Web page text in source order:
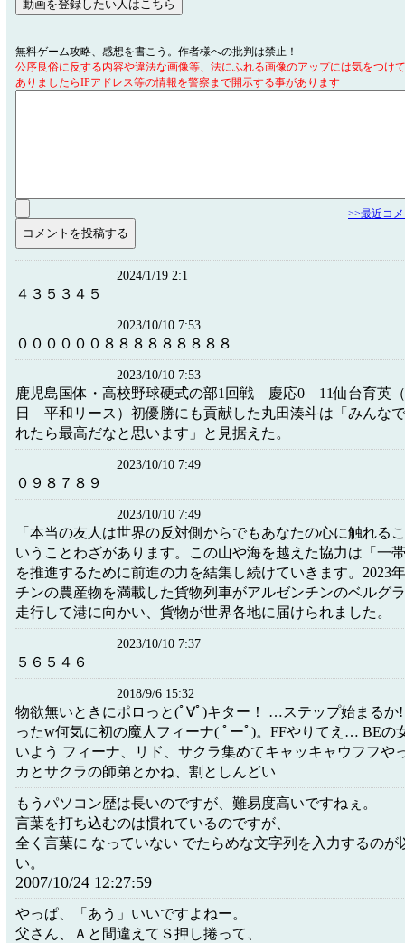
無料ゲーム攻略、感想を書こう。作者様への批判は禁止！
公序良俗に反する内容や違法な画像等、法にふれる画像のアップには気をつけ
ありましたらIPアドレス等の情報を警察まで開示する事があります
>>最近コ
2024/1/19 2:1
４３５３４５
2023/10/10 7:53
００００００８８８８８８８８８
2023/10/10 7:53
鹿児島国体・高校野球硬式の部1回戦 慶応0―11仙台育英（
日 平和リース）初優勝にも貢献した丸田湊斗は「みんな
れたら最高だなと思います」と見据えた。
2023/10/10 7:49
０９８７８９
2023/10/10 7:49
「本当の友人は世界の反対側からでもあなたの心に触れる
いうことわざがあります。この山や海を越えた協力は「一
を推進するために前進の力を結集し続けていきます。2023
チンの農産物を満載した貨物列車がアルゼンチンのベルグ
走行して港に向かい、貨物が世界各地に届けられました。
2023/10/10 7:37
５６５４６
2018/9/6 15:32
物欲無いときにポロっと(ﾟ∀ﾟ)キター！ …ステップ始まる
ったw何気に初の魔人フィーナ( ﾟーﾟ)。FFやりてえ… BEの
いよう フィーナ、リド、サクラ集めてキャッキャウフフや
カとサクラの師弟とかね、割としんどい
もうパソコン歴は長いのですが、難易度高いですねぇ。
言葉を打ち込むのは慣れているのですが、
全く言葉に なっていない でたらめな文字列を入力するのが
い。
2007/10/24 12:27:59
やっぱ、「あう」いいですよねー。
父さん、Ａと間違えてＳ押し捲って、